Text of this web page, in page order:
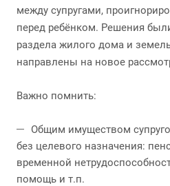
между супругами,
перед ребёнком. Решения
раздела жилого дома и
направлены на новое
Важно помнить:
Общим имуществом
без целевого назначения:
временной
помощь и т.п.